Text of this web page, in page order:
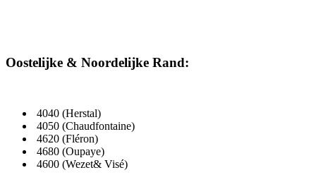
Oostelijke & Noordelijke Rand:
4040 (Herstal)
4050 (Chaudfontaine)
4620 (Fléron)
4680 (Oupaye)
4600 (Wezet& Visé)